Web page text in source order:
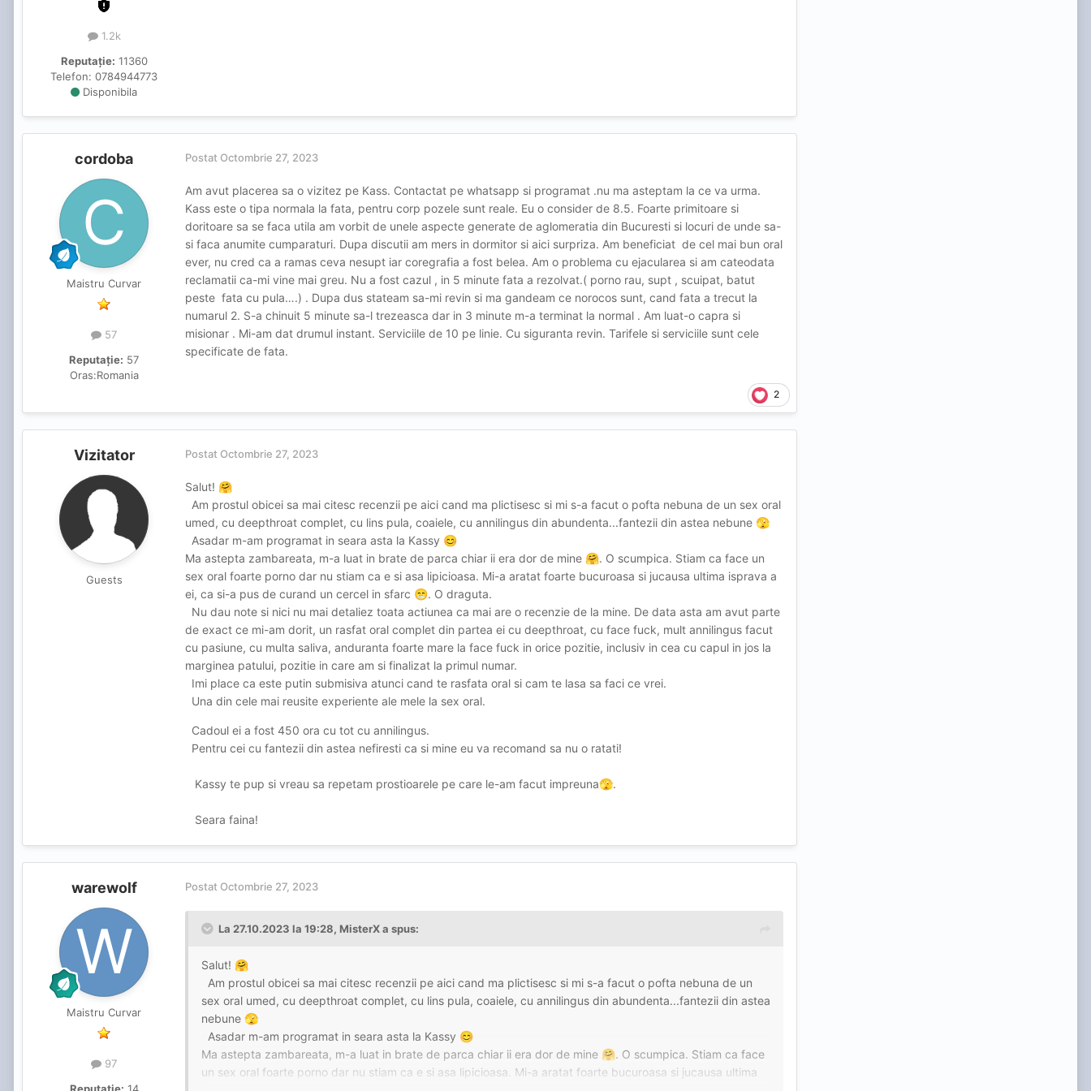
1.2k
Reputație: 11360
Telefon: 0784944773
Disponibila
cordoba
Maistru Curvar
57
Reputație: 57
Oras:Romania
Postat Octombrie 27, 2023
Am avut placerea sa o vizitez pe Kass. Contactat pe whatsapp si programat .nu ma asteptam la ce va urma.
Kass este o tipa normala la fata, pentru corp pozele sunt reale. Eu o consider de 8.5. Foarte primitoare si
doritoare sa se faca utila am vorbit de unele aspecte generate de aglomeratia din Bucuresti si locuri de unde sa-
si faca anumite cumparaturi. Dupa discutii am mers in dormitor si aici surpriza. Am beneficiat de cel mai bun oral
ever, nu cred ca a ramas ceva nesupt iar coregrafia a fost belea. Am o problema cu ejacularea si am cateodata
reclamatii ca-mi vine mai greu. Nu a fost cazul , in 5 minute fata a rezolvat.( porno rau, supt , scuipat, batut
peste fata cu pula….) . Dupa dus stateam sa-mi revin si ma gandeam ce norocos sunt, cand fata a trecut la
numarul 2. S-a chinuit 5 minute sa-l trezeasca dar in 3 minute m-a terminat la normal . Am luat-o capra si
misionar . Mi-am dat drumul instant. Serviciile de 10 pe linie. Cu siguranta revin. Tarifele si serviciile sunt cele
specificate de fata.
2
Vizitator
Guests
Postat Octombrie 27, 2023
Salut! 🤗
Am prostul obicei sa mai citesc recenzii pe aici cand ma plictisesc si mi s-a facut o pofta nebuna de un sex oral
umed, cu deepthroat complet, cu lins pula, coaiele, cu annilingus din abundenta...fantezii din astea nebune 🫣
Asadar m-am programat in seara asta la Kassy 😊
Ma astepta zambareata, m-a luat in brate de parca chiar ii era dor de mine 🤗. O scumpica. Stiam ca face un
sex oral foarte porno dar nu stiam ca e si asa lipicioasa. Mi-a aratat foarte bucuroasa si jucausa ultima isprava a
ei, ca si-a pus de curand un cercel in sfarc 😁. O draguta.
Nu dau note si nici nu mai detaliez toata actiunea ca mai are o recenzie de la mine. De data asta am avut parte
de exact ce mi-am dorit, un rasfat oral complet din partea ei cu deepthroat, cu face fuck, mult annilingus facut
cu pasiune, cu multa saliva, anduranta foarte mare la face fuck in orice pozitie, inclusiv in cea cu capul in jos la
marginea patului, pozitie in care am si finalizat la primul numar.
Imi place ca este putin submisiva atunci cand te rasfata oral si cam te lasa sa faci ce vrei.
Una din cele mai reusite experiente ale mele la sex oral.
Cadoul ei a fost 450 ora cu tot cu annilingus.
Pentru cei cu fantezii din astea nefiresti ca si mine eu va recomand sa nu o ratati!
Kassy te pup si vreau sa repetam prostioarele pe care le-am facut impreuna🫣.
Seara faina!
warewolf
Maistru Curvar
97
Postat Octombrie 27, 2023
La 27.10.2023 la 19:28, MisterXa spus:
Salut! 🤗
Am prostul obicei sa mai citesc recenzii pe aici cand ma plictisesc si mi s-a facut o pofta nebuna de un
sex oral umed, cu deepthroat complet, cu lins pula, coaiele, cu annilingus din abundenta...fantezii din astea
nebune 🫣
Asadar m-am programat in seara asta la Kassy 😊
Ma astepta zambareata, m-a luat in brate de parca chiar ii era dor de mine 🤗. O scumpica. Stiam ca face
un sex oral foarte porno dar nu stiam ca e si asa lipicioasa. Mi-a aratat foarte bucuroasa si jucausa ultima